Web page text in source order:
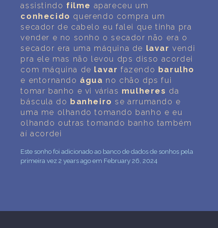
assistindo filme apareceu um
conhecido querendo compra um
secador de cabelo eu falei que tinha pra
vender e no sonho o secador não era o
secador era uma máquina de lavar vendi
pra ele mas não levou dps disso acordei
com máquina de lavar fazendo barulho
e entornando água no chão dps fui
tomar banho e vi várias mulheres da
báscula do banheiro se arrumando e
uma me olhando tomando banho e eu
olhando outras tomando banho também
aí acordei
Este sonho foi adicionado ao banco de dados de sonhos pela
primeira vez 2 years ago em February 26, 2024